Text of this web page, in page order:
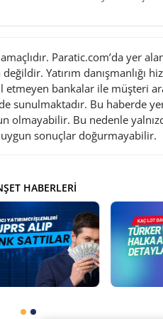
Paratic.com’da yer
Yatırım danışmanlığı
bankalar ile müşteri
sunulmaktadır. Bu haberde
olmayabilir. Bu nedenle
sonuçlar doğurmayabilir.
HABERLERI